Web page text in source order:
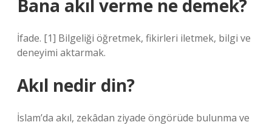
Bana akıl verme ne demek?
İfade. [1] Bilgeliği öğretmek, fikirleri iletmek, bilgi ve
deneyimi aktarmak.
Akıl nedir din?
İslam’da akıl, zekâdan ziyade öngörüde bulunma ve